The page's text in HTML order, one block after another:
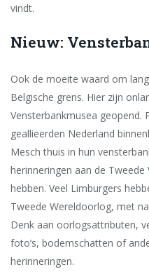
vindt.
Nieuw:
Ook de moeite waard om
Belgische grens. Hier zijn
Vensterbankmusea geopend.
geallieerden Nederland
Mesch thuis in hun
herinneringen aan de
hebben. Veel Limburgers
Tweede Wereldoorlog, met
Denk aan oorlogsattributen,
foto’s, bodemschatten of
herinneringen.